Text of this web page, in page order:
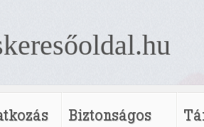
Biztonságos